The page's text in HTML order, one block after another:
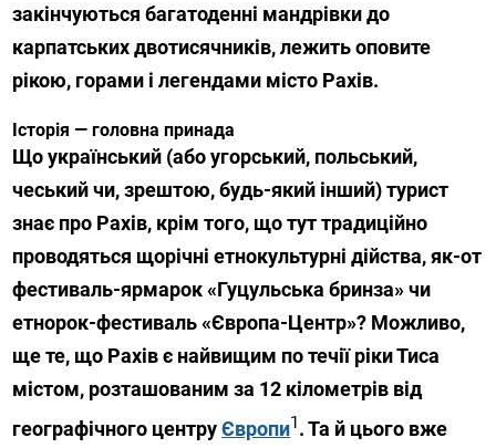
закінчуються багатоденні мандрівки до
карпатських двотисячників, лежить оповите
рікою, горами і легендами місто Рахів.
Історія — головна принада
Що український (або угорський, польський,
чеський чи, зрештою, будь-який інший) турист
знає про Рахів, крім того, що тут традиційно
проводяться щорічні етнокультурні дійства, як-от
фестиваль-ярмарок «Гуцульська бринза» чи
етнорок-фестиваль «Європа-Центр»? Можливо,
ще те, що Рахів є найвищим по течії ріки Тиса
містом, розташованим за 12 кілометрів від
географічного центруЄвропи1. Та й цього вже